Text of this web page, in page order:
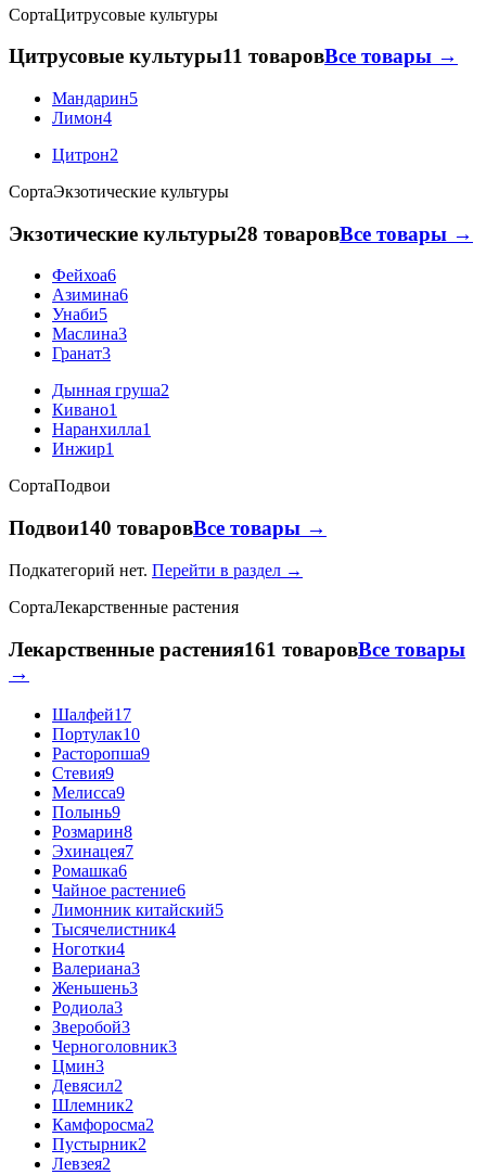
СортаЦитрусовые культуры
Цитрусовые культуры11 товаровВсе товары →
Мандарин5
Лимон4
Цитрон2
СортаЭкзотические культуры
Экзотические культуры28 товаровВсе товары →
Фейхоа6
Азимина6
Унаби5
Маслина3
Гранат3
Дынная груша2
Кивано1
Наранхилла1
Инжир1
СортаПодвои
Подвои140 товаровВсе товары →
Подкатегорий нет. Перейти в раздел →
СортаЛекарственные растения
Лекарственные растения161 товаровВсе товары
→
Шалфей17
Портулак10
Расторопша9
Стевия9
Мелисса9
Полынь9
Розмарин8
Эхинацея7
Ромашка6
Чайное растение6
Лимонник китайский5
Тысячелистник4
Ноготки4
Валериана3
Женьшень3
Родиола3
Зверобой3
Черноголовник3
Цмин3
Девясил2
Шлемник2
Камфоросма2
Пустырник2
Левзея2